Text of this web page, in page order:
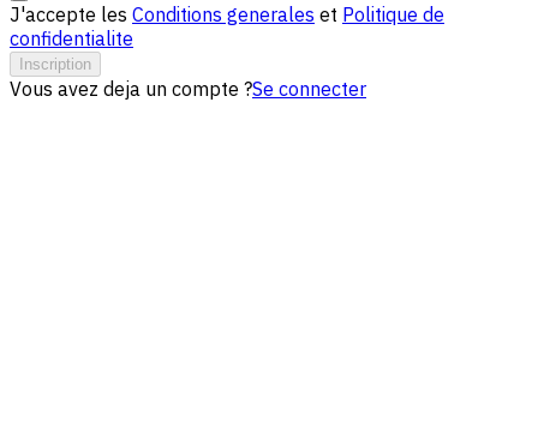
J'accepte les Conditions generales et Politique de
confidentialite
Inscription
Vous avez deja un compte ?Se connecter